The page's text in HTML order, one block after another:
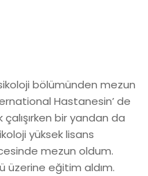
bölümünden mezun
Hastanesin’ de
bir yandan da
yüksek lisans
mezun oldum.
üzerine eğitim aldım.